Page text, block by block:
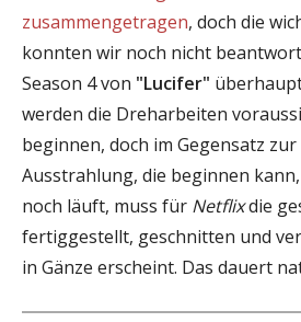
zusammengetragen, doch die
konnten wir noch nicht
Season 4 von "Lucifer"
werden die Dreharbeiten
beginnen, doch im Gegensatz
Ausstrahlung, die beginnen
noch läuft, muss für Netflixdie
fertiggestellt, geschnitten und
in Gänze erscheint. Das dauert